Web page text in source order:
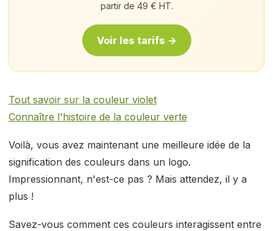
partir de 49 € HT.
Voir les tarifs →
Tout savoir sur la couleur violet
Connaître l'histoire de la couleur verte
Voilà, vous avez maintenant une meilleure idée de la
signification des couleurs dans un logo.
Impressionnant, n'est-ce pas ? Mais attendez, il y a
plus !
Savez-vous comment ces couleurs interagissent entre